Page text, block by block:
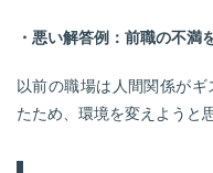
・悪い解答例：前職の不満
以前の職場は人間関係が
たため、環境を変えようと